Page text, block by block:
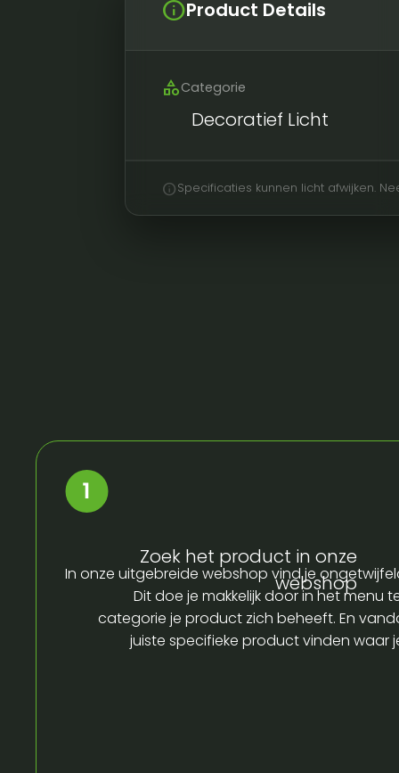
infoProduct Details
categoryCategorie
Decoratief Licht
infoSpecificaties kunnen licht afwijken.
Zoek het product in onze
webshop
In onze uitgebreide webshop vind je
Dit doe je makkelijk door in het menu
categorie je product zich beheeft. En
juiste specifieke product vinden waar